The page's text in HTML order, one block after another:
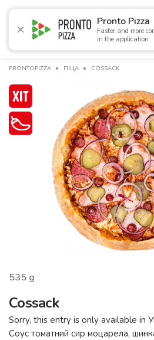
Pronto Pizza
Faster and more
in the application
4.7
Promotions Pizza Sushi
PRONTOPIZZA ПІЦА COSSACK
535 g
Cossack
Sorry, this entry is only available in
Соус томатний сир моцарела,